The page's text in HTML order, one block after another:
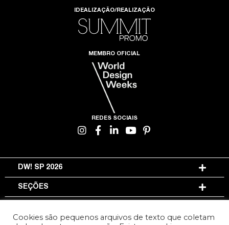
IDEALIZAÇÃO/REALIZAÇÃO
MEMBRO OFICIAL
REDES SOCIAIS
DW! SP 2026
SEÇÕES
Cookies são pequenos arquivos de texto que coletam